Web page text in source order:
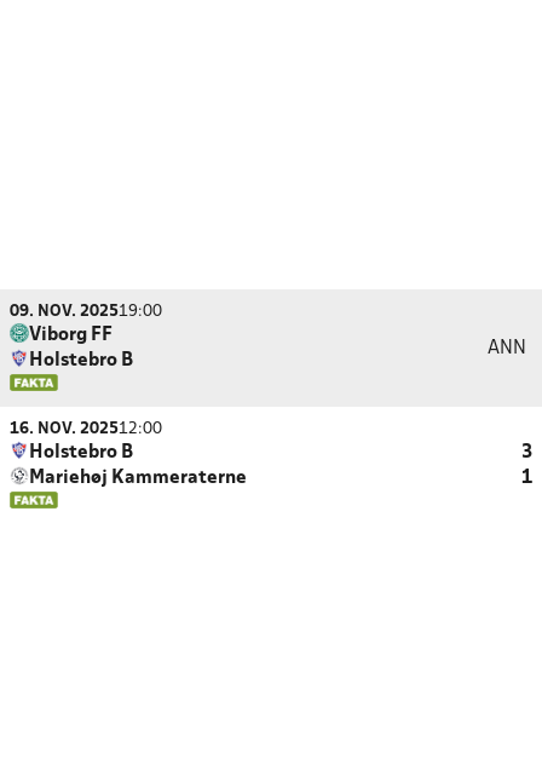
09. NOV. 202519:00
Viborg FF
Holstebro B
ANN
16. NOV. 202512:00
Holstebro B
3
Mariehøj Kammeraterne
1